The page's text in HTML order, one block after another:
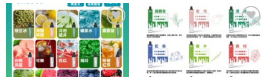
NT$200
到
NT$400
Add to
wishlist
Add to